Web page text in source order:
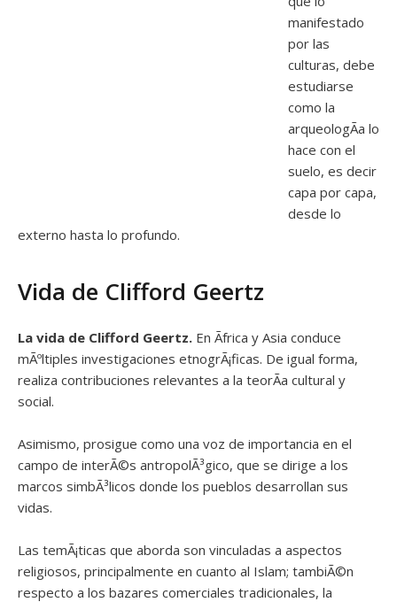
manifestado
por las
culturas, debe
estudiarse
como la
arqueologÃ­a lo
hace con el
suelo, es decir
capa por capa,
desde lo
externo hasta lo profundo.
Vida de Clifford Geertz
La vida de Clifford Geertz. En Ãfrica y Asia conduce
mÃºltiples investigaciones etnogrÃ¡ficas. De igual forma,
realiza contribuciones relevantes a la teorÃ­a cultural y
social.
Asimismo, prosigue como una voz de importancia en el
campo de interÃ©s antropolÃ³gico, que se dirige a los
marcos simbÃ³licos donde los pueblos desarrollan sus
vidas.
Las temÃ¡ticas que aborda son vinculadas a aspectos
religiosos, principalmente en cuanto al Islam; tambiÃ©n
respecto a los bazares comerciales tradicionales, la